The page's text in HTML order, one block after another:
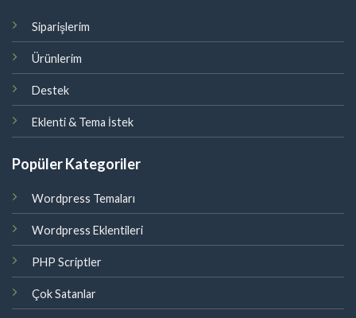
Siparişlerim
Ürünlerim
Destek
Eklenti & Tema İstek
Popüler Kategoriler
Wordpress Temaları
Wordpress Eklentileri
PHP Scriptler
Çok Satanlar